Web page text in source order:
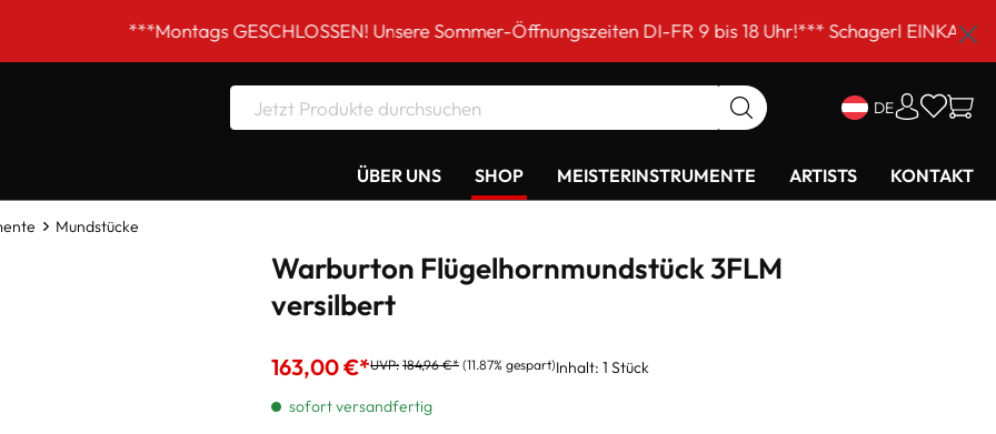
***Montags GESCHLOSSEN! Unsere Sommer-Öffnungszeiten DI-FR 9 bis 18 Uhr!*** Schagerl
DE
ÜBER UNS SHOP MEISTERINSTRUMENTE ARTISTS KONTAKT
Mundstücke
Warburton Flügelhornmundstück 3FLM
versilbert
163,00 €*UVP: 184,96 €* (11.87% gespart)Inhalt: 1 Stück
sofort versandfertig